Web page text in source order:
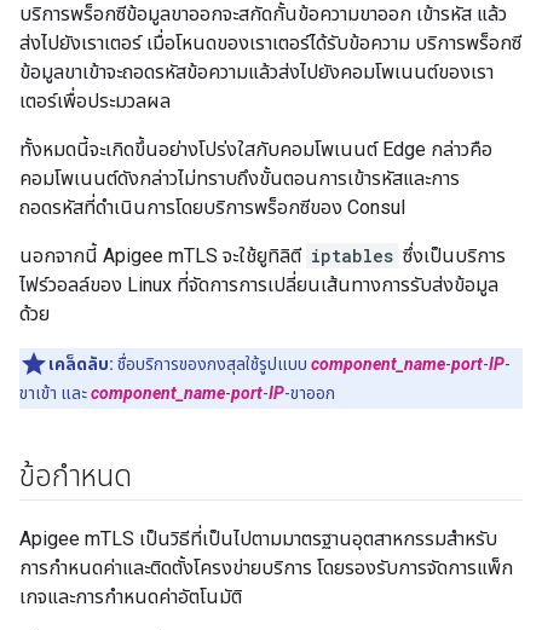
บริการพร็อกซีข้อมูลขาออกจะสกัดกั้นข้อความขาออก เข้ารหัส แล้ว
ส่งไปยังเราเตอร์ เมื่อโหนดของเราเตอร์ได้รับข้อความ บริการพร็อกซี
ข้อมูลขาเข้าจะถอดรหัสข้อความแล้วส่งไปยังคอมโพเนนต์ของเรา
เตอร์เพื่อประมวลผล
ทั้งหมดนี้จะเกิดขึ้นอย่างโปร่งใสกับคอมโพเนนต์ Edge กล่าวคือ
คอมโพเนนต์ดังกล่าวไม่ทราบถึงขั้นตอนการเข้ารหัสและการ
ถอดรหัสที่ดำเนินการโดยบริการพร็อกซีของ Consul
นอกจากนี้ Apigee mTLS จะใช้ยูทิลิตี iptables ซึ่งเป็นบริการ
ไฟร์วอลล์ของ Linux ที่จัดการการเปลี่ยนเส้นทางการรับส่งข้อมูล
ด้วย
เคล็ดลับ: ชื่อบริการของกงสุลใช้รูปแบบ component_name-port-IP-
ขาเข้า และcomponent_name-port-IP-ขาออก
ข้อกำหนด
Apigee mTLS เป็นวิธีที่เป็นไปตามมาตรฐานอุตสาหกรรมสำหรับ
การกำหนดค่าและติดตั้งโครงข่ายบริการ โดยรองรับการจัดการแพ็ก
เกจและการกำหนดค่าอัตโนมัติ